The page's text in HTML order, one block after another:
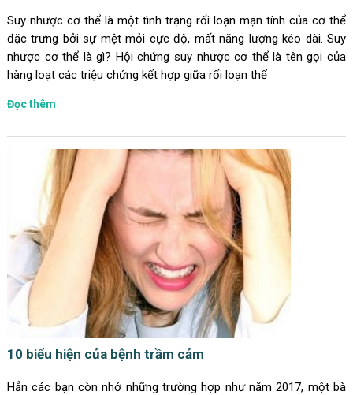
Suy nhược cơ thể là một tình trạng rối loạn mạn tính của cơ thể
đặc trưng bởi sự mệt mỏi cực độ, mất năng lượng kéo dài. Suy
nhược cơ thể là gì? Hội chứng suy nhược cơ thể là tên gọi của
hàng loạt các triệu chứng kết hợp giữa rối loạn thể
Đọc thêm
10 biểu hiện của bệnh trầm cảm
Hẳn các bạn còn nhớ những trường hợp như năm 2017, một bà